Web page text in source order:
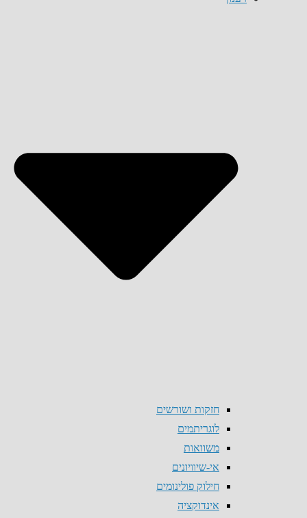
חזקות ושורשים
לוגריתמים
משוואות
אי-שיוויונים
חילוק פולינומים
אינדוקציה